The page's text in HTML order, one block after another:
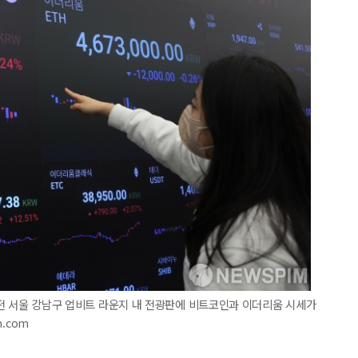
울 강남구 업비트 라운지 내 전광판에 비트코인과 이더리움 시세가